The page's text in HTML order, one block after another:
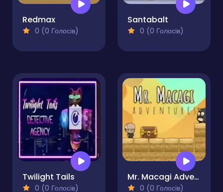
Redmax
0 (0 Голосів)
Santabalt
0 (0 Голосів)
Twilight Tails
0 (0 Голосів)
Mr. Macagi Adventures
0 (0 Голосів)